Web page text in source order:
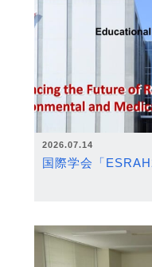
2026.07.14
国際学会「